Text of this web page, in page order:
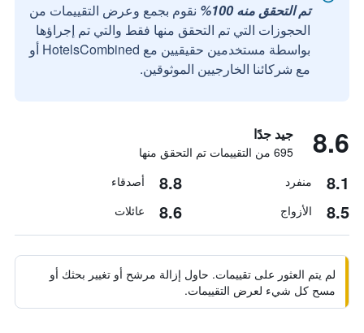
تم التحقق منه 100%
نقوم بجمع وعرض التقييمات من
الحجوزات التي تم التحقق منها فقط والتي تم إجراؤها
بواسطة مستخدمين حقيقيين مع HotelsCombined أو
مع شركائنا الخارجيين الموثوقين.
8.6 جيد جدًا
695 من التقييمات تم التحقق منها
8.1 منفرد 8.8 أصدقاء
8.5 الأزواج 8.6 عائلات
لم يتم العثور على تقييمات. حاول إزالة مرشح أو تغيير بحثك أو
مسح كل شيء لعرض التقييمات.